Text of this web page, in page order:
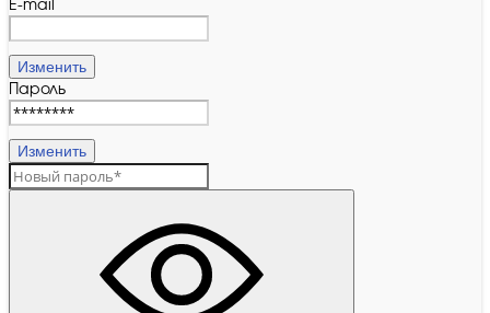
E-mail
Изменить
Пароль
Изменить